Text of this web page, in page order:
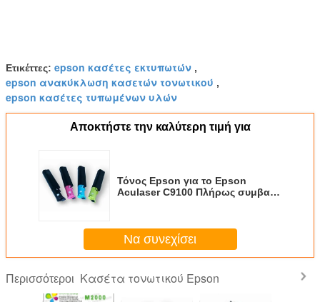
Ετικέττες: epson κασέτες εκτυπωτών ,
epson ανακύκλωση κασετών τονωτικού ,
epson κασέτες τυπωμένων υλών
Αποκτήστε την καλύτερη τιμή για
Τόνος Epson για το Epson
Aculaser C9100 Πλήρως συμβατό
Να συνεχίσει
Περισσότεροι Κασέτα τονωτικού Epson